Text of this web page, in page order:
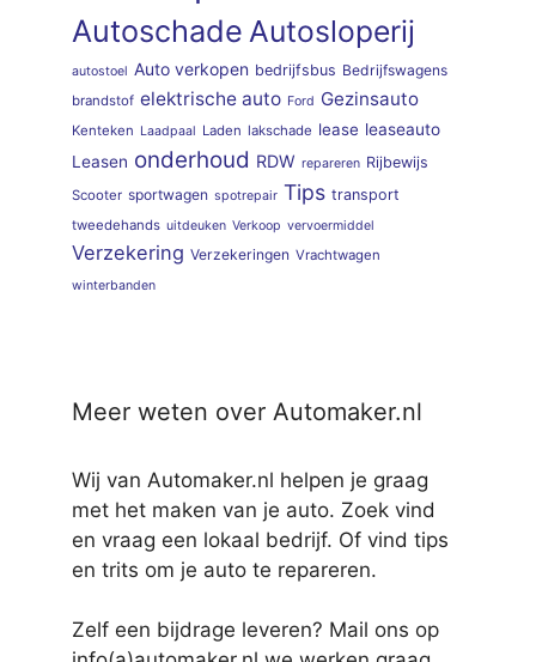
Autoschade Autosloperij
autostoel Auto verkopen bedrijfsbus Bedrijfswagens
brandstof elektrische auto Ford Gezinsauto
Kenteken Laadpaal Laden lakschade lease leaseauto
Leasen onderhoud RDW repareren Rijbewijs
Scooter sportwagen spotrepair Tips transport
tweedehands uitdeuken Verkoop vervoermiddel
Verzekering Verzekeringen Vrachtwagen
winterbanden
Meer weten over Automaker.nl
Wij van Automaker.nl helpen je graag
met het maken van je auto. Zoek vind
en vraag een lokaal bedrijf. Of vind tips
en trits om je auto te repareren.
Zelf een bijdrage leveren? Mail ons op